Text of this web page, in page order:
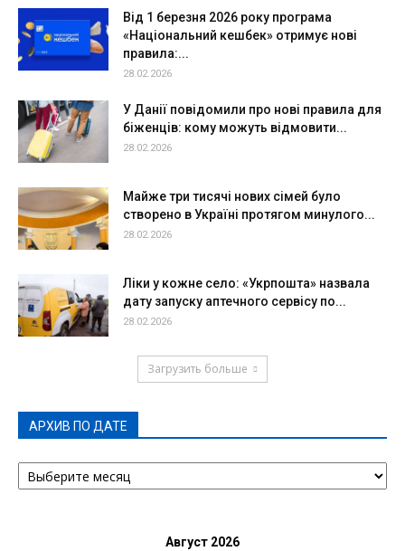
Від 1 березня 2026 року програма
«Національний кешбек» отримує нові
правила:...
28.02.2026
У Данії повідомили про нові правила для
біженців: кому можуть відмовити...
28.02.2026
Майже три тисячі нових сімей було
створено в Україні протягом минулого...
28.02.2026
Ліки у кожне село: «Укрпошта» назвала
дату запуску аптечного сервісу по...
28.02.2026
Загрузить больше
АРХИВ ПО ДАТЕ
АРХИВ
ПО
Август 2026